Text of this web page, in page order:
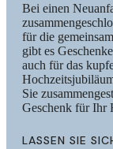
Bei einen
für die
gibt es
auch für das
Sie
Geschenk für Ihr
LASSEN SIE